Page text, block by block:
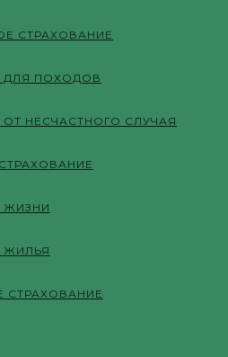
СТРАХОВАНИЕ
ДЛЯ ПОХОДОВ
НЕСЧАСТНОГО СЛУЧАЯ
ЖИЗНИ
ЖИЛЬЯ
СТРАХОВАНИЕ